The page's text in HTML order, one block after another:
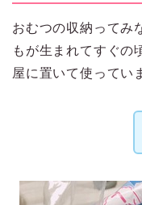
おむつの収納ってみ
もが生まれてすぐの
屋に置いて使ってい